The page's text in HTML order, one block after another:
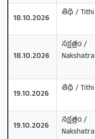
18.10.2026
తిథి / Tithi
18.10.2026
నక్షత్రం /
Nakshatra
19.10.2026
తిథి / Tithi
19.10.2026
నక్షత్రం /
Nakshatra